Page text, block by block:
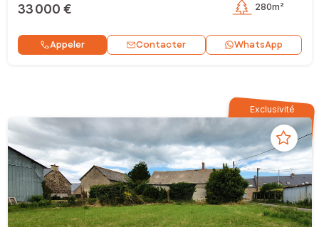
33 000 € 280m²
Appeler Contacter WhatsApp
Exclusivité